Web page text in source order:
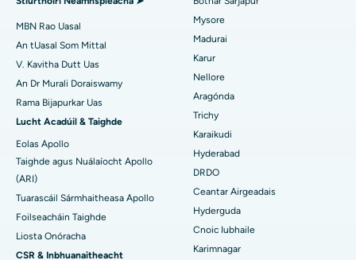
Aimsigh Síceolaí
Aimsigh Máinlia Ginearálta
An tOspidéal is Fearr in Aonad-15, Bhubaneswar
An tOspidéal is Fearr i Seepat Road, Bilaspur
An tOspidéal is Fearr in Ellisbridge, Ahmedabad
An tOspidéal is Fearr i Nua-Deilí
An tOspidéal is Fearr i DRDO, Hyderabad
An tOspidéal is Fearr i GS Road, Guwahati
An tOspidéal is Fearr i Hyderguda, Hyderabad
An tOspidéal is Fearr i Vijay Nagar, Indore
Embolization Artaire útarach
Máinliacht Ailse Cíche
Brachteiripe
colonoscopy
Polypectomy
Spreagadh Deep Brain
MBN Rao Uasal
An tUasal Som Mittal
V. Kavitha Dutt Uas
An Dr Murali Doraiswamy
Rama Bijapurkar Uas
Lucht Acadúil & Taighde
Eolas Apollo
Taighde agus Nuálaíocht Apollo
(ARI)
Tuarascáil Sármhaitheasa Apollo
Foilseacháin Taighde
Liosta Onóracha
CSR & Inbhuanaitheacht
Mysore
Madurai
Karur
Nellore
Aragónda
Trichy
Karaikudi
Hyderabad
DRDO
Ceantar Airgeadais
Hyderguda
Cnoic Iubhaile
Karimnagar